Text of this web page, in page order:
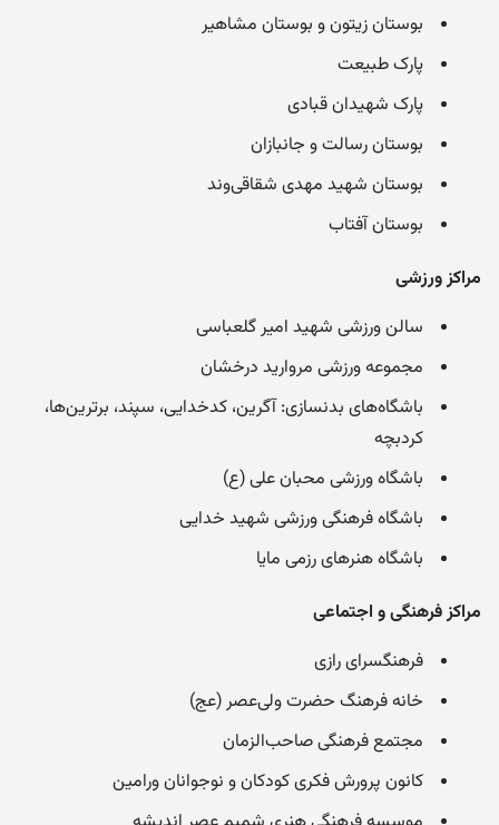
بوستان زیتون و بوستان مشاهیر
پارک طبیعت
پارک شهیدان قبادی
بوستان رسالت و جانبازان
بوستان شهید مهدی شقاقی‌وند
بوستان آفتاب
مراکز ورزشی
سالن ورزشی شهید امیر گلعباسی
مجموعه ورزشی مروارید درخشان
باشگاه‌های بدنسازی: آگرین، کدخدایی، سپند، برترین‌ها،
کردبچه
باشگاه ورزشی محبان علی (ع)
باشگاه فرهنگی ورزشی شهید خدایی
باشگاه هنرهای رزمی مایا
مراکز فرهنگی و اجتماعی
فرهنگسرای رازی
خانه فرهنگ حضرت ولی‌عصر (عج)
مجتمع فرهنگی صاحب‌الزمان
کانون پرورش فکری کودکان و نوجوانان ورامین